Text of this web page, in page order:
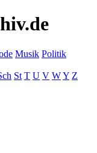
Musik Politik
St T U V WY Z